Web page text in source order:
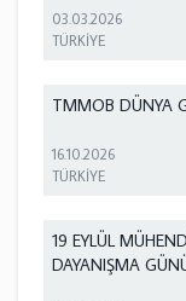
03.03.2026
TÜRKİYE
TMMOB DÜNYA
16.10.2026
TÜRKİYE
19 EYLÜL
DAYANIŞMA